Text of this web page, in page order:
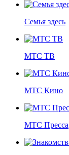
Семья здесь
МТС ТВ
МТС Кино
МТС Пресса